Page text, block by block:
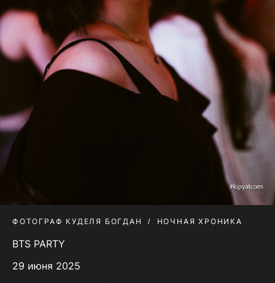
ФОТОГРАФ КУДЕЛЯ БОГДАН НОЧНАЯ ХРОНИКА
BTS PARTY
29 июня 2025